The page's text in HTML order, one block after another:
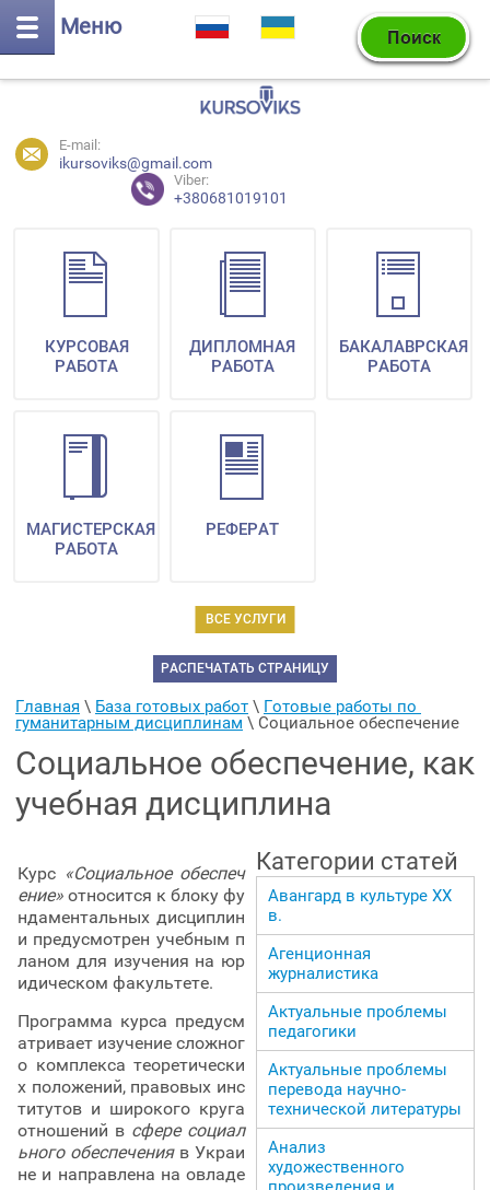
Меню
E-mail:
ikursoviks@gmail.com
Viber:
+380681019101
ВСЕ УСЛУГИ
КУРСОВАЯ
РАБОТА
ДИПЛОМНАЯ
РАБОТА
БАКАЛАВРСКАЯ
РАБОТА
МАГИСТЕРСКАЯ
РАБОТА
РЕФЕРАТ
РАСПЕЧАТАТЬ СТРАНИЦУ
Главная \ База готовых работ \ Готовые работы по
гуманитарным дисциплинам \ Социальное обеспечение
Социальное обеспечение, как
учебная дисциплина
Курс «Социальное обеспеч
ение» относится к блоку фу
ндаментальных дисциплин
и предусмотрен учебным п
ланом для изучения на юр
идическом факультете.
Программа курса предусм
атривает изучение сложног
о комплекса теоретически
х положений, правовых инс
титутов и широкого круга
отношений в сфере социал
ьного обеспеченияв Украи
не и направлена на овладе
Категории статей
Авангард в культуре ХХ
в.
Агенционная
журналистика
Актуальные проблемы
педагогики
Актуальные проблемы
перевода научно-
технической литературы
Анализ
художественного